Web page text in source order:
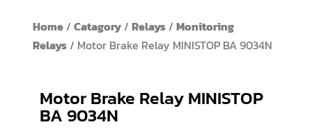
Home/ Catagory/ Relays/ Monitoring
Relays/ Motor Brake Relay MINISTOP BA 9034N
Motor Brake Relay MINISTOP
BA 9034N